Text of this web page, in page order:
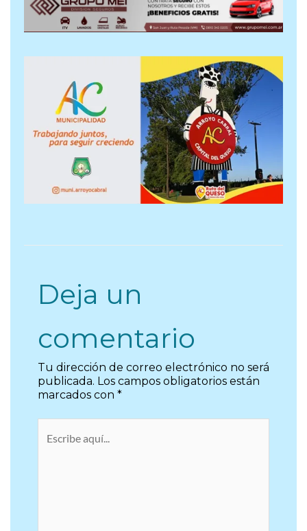
Deja un
comentario
Tu dirección de correo electrónico no será
publicada. Los campos obligatorios están
marcados con *